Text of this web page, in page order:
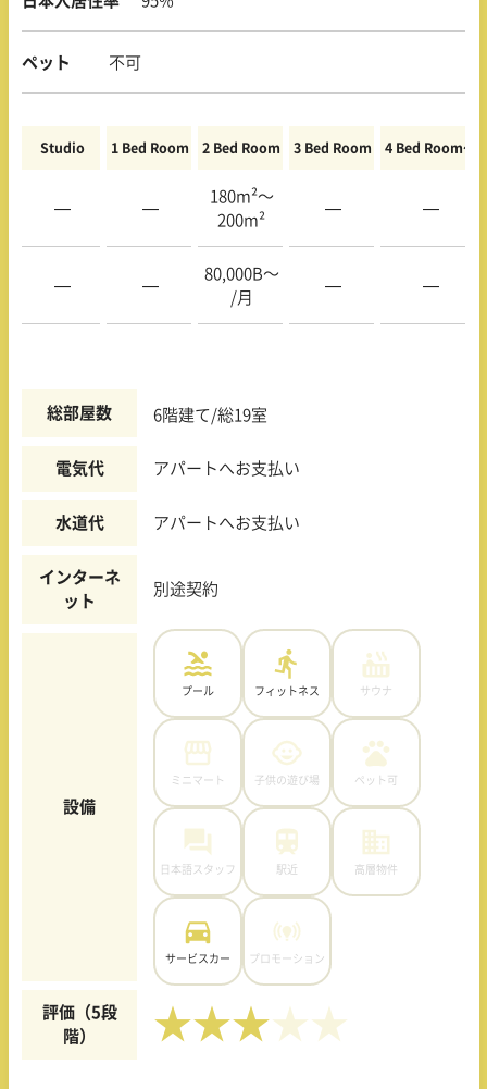
ペット 不可
Studio 1 Bed Room 2 Bed Room 3 Bed Room 4 Bed Room〜
— —
180m²〜
200m²
— —
— —
80,000B〜
/月
— —
総部屋数 6階建て/総19室
電気代 アパートへお支払い
水道代 アパートへお支払い
インターネ
ット
別途契約
設備
プール フィットネス サウナ
ミニマート 子供の遊び場 ペット可
日本語スタッフ 駅近 高層物件
サービスカー プロモーション
評価（5段
階）
★★★